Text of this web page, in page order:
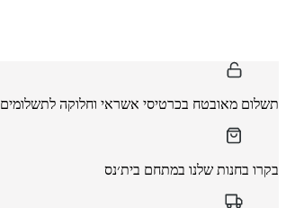
תשלום מאובטח בכרטיסי אשראי וחלוקה לתשלומים
בקרו בחנות שלנו במתחם בית׳נס